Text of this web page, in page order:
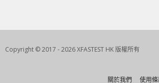
Copyright © 2017 - 2026 XFASTEST HK 版權所有
關於我們 使用